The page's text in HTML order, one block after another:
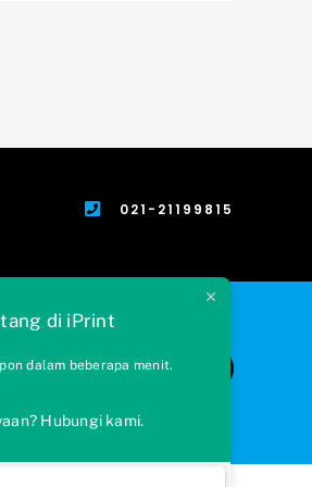
021-21199815
Kirim Kami Email
di iPrint
dalam beberapa menit.
Hubungi kami.